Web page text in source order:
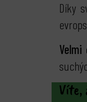
Díky
Víte,